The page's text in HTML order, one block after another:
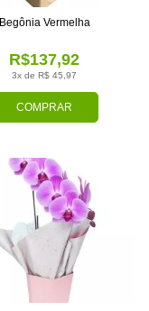
COMPRAR
3x de R$ 45,97
R$137,92
Begônia Vermelha